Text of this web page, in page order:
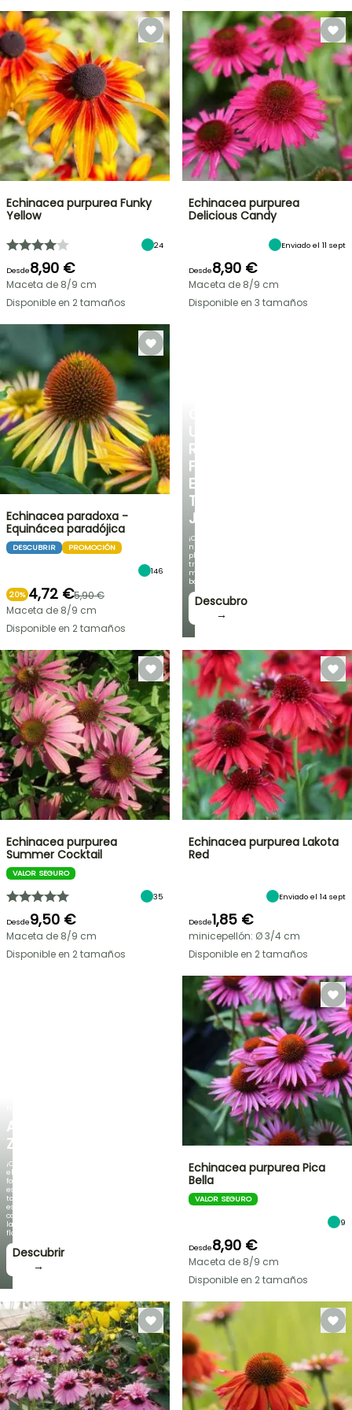
UN
RINCÓN
FRESCO
EN
TU
JARDÍN
¡Con
nuestras
plantas
trepadoras
más
bonitas!
Descubro
→
AGAPANTHUS
ZAMBEZI
¡Cuando
el
follaje
es
tan
espectacular
como
la
floración!
Descubrir
→
Echinacea purpurea Funky
Yellow
24
Desde8,90 €
Maceta de 8/9 cm
Disponible en 2 tamaños
Echinacea purpurea
Delicious Candy
Enviado el 11 sept
Desde8,90 €
Maceta de 8/9 cm
Disponible en 3 tamaños
Echinacea paradoxa -
Equinácea paradójica
DESCUBRIR PROMOCIÓN
146
20% 4,72 €5,90 €
Maceta de 8/9 cm
Disponible en 2 tamaños
Echinacea purpurea
Summer Cocktail
VALOR SEGURO
35
Desde9,50 €
Maceta de 8/9 cm
Disponible en 2 tamaños
Echinacea purpurea Lakota
Red
Enviado el 14 sept
Desde1,85 €
minicepellón: Ø 3/4 cm
Disponible en 2 tamaños
Echinacea purpurea Pica
Bella
VALOR SEGURO
9
Desde8,90 €
Maceta de 8/9 cm
Disponible en 2 tamaños